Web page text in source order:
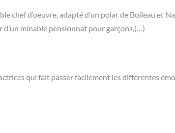
chef d’oeuvre, adapté d’un polar de Boileau et
minable pensionnat pour garçons,(…)
qui fait passer facilement les différentes